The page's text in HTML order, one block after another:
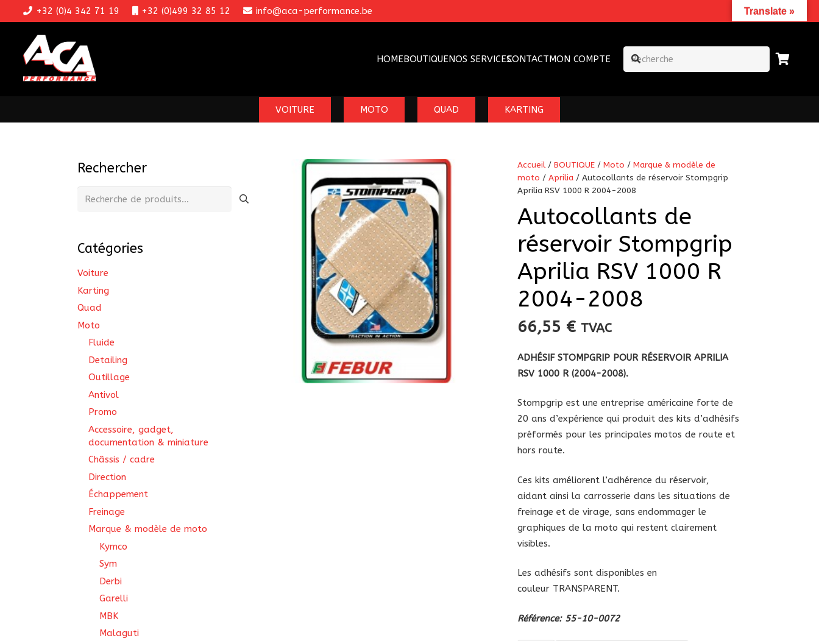
+32 (0)4 342 71 19 +32 (0)499 32 85 12 info@aca-performance.be
HOMEBOUTIQUENOS SERVICESCONTACTMON COMPTE
VOITURE MOTO QUAD KARTING
Accueil/BOUTIQUE /Moto /Marque & modèle de
moto /Aprilia / Autocollants de réservoir Stompgrip
Aprilia RSV 1000 R 2004-2008
Autocollants de
réservoir Stompgrip
Aprilia RSV 1000 R
2004-2008
66,55 € TVAC
ADHÉSIF STOMPGRIP POUR RÉSERVOIR APRILIA
RSV 1000 R (2004-2008).
Stompgrip est une entreprise américaine forte de
20 ans d’expérience qui produit des kits d’adhésifs
préformés pour les principales motos de route et
hors route.
Ces kits améliorent l’adhérence du réservoir,
aidant ainsi la carrosserie dans les situations de
freinage et de virage, sans endommager le
graphiques de la moto qui restent clairement
visibles.
Les adhésifs sont disponibles en
couleur TRANSPARENT.
Référence: 55-10-0072
Rechercher
Recherche
Catégories
Voiture
Karting
Quad
Moto
Fluide
Detailing
Outillage
Antivol
Promo
Accessoire, gadget,
documentation & miniature
Châssis / cadre
Direction
Échappement
Freinage
Marque & modèle de moto
Kymco
Sym
Derbi
Garelli
MBK
Malaguti
Translate »